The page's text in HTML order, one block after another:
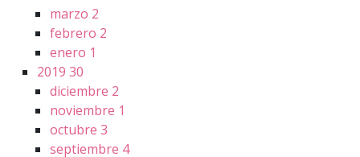
marzo 2
febrero 2
enero 1
2019 30
diciembre 2
noviembre 1
octubre 3
septiembre 4